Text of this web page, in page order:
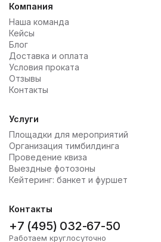
Компания
Наша команда
Кейсы
Блог
Доставка и оплата
Условия проката
Отзывы
Контакты
Услуги
Площадки для мероприятий
Организация тимбилдинга
Проведение квиза
Выездные фотозоны
Кейтеринг: банкет и фуршет
Контакты
+7 (495) 032-67-50
Работаем круглосуточно